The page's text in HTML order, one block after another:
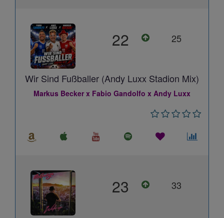
22 25
Wir Sind Fußballer (Andy Luxx Stadion Mix)
Markus Becker x Fabio Gandolfo x Andy Luxx
23 33